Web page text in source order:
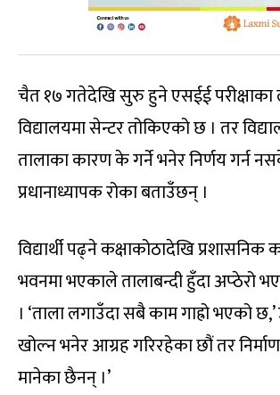
चैत १७ गतेदेखि सुरु हुने एसईई परीक्षाका
विद्यालयमा सेन्टर तोकिएको छ । तर
तालाका कारण के गर्ने भनेर निर्णय गर्न
प्रधानाध्यापक रोका बताउँछन् ।
विद्यार्थी पढ्ने कक्षाकोठादेखि
भवनमा भएकाले तालाबन्दी हुँदा अप्ठेरो
। ‘ताला लगाउँदा सबै काम गाह्रो भएको
खोल्न भनेर आग्रह गरिरहेका छौं तर
मानेका छैनन् ।’